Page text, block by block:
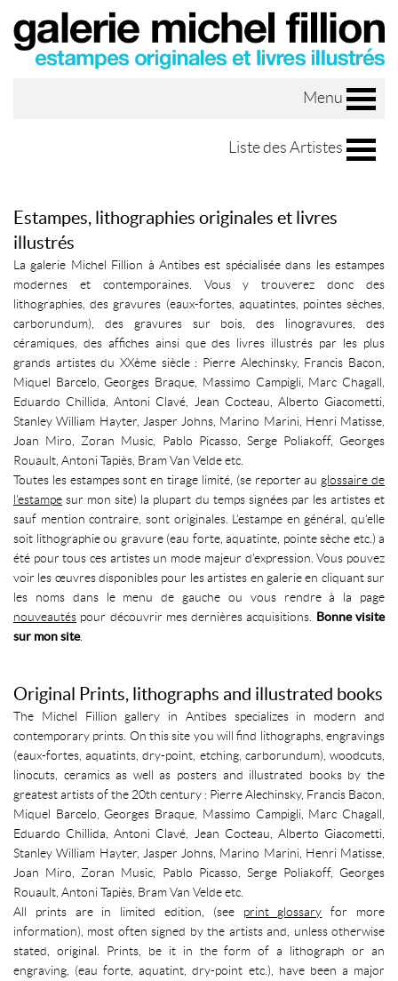
Menu
Liste des Artistes
Estampes, lithographies originales et livres
illustrés
La galerie Michel Fillion à Antibes est spécialisée dans les estampes
modernes et contemporaines. Vous y trouverez donc des
lithographies, des gravures (eaux-fortes, aquatintes, pointes sèches,
carborundum), des gravures sur bois, des linogravures, des
céramiques, des affiches ainsi que des livres illustrés par les plus
grands artistes du XXème siècle : Pierre Alechinsky, Francis Bacon,
Miquel Barcelo, Georges Braque, Massimo Campigli, Marc Chagall,
Eduardo Chillida, Antoni Clavé, Jean Cocteau, Alberto Giacometti,
Stanley William Hayter, Jasper Johns, Marino Marini, Henri Matisse,
Joan Miro, Zoran Music, Pablo Picasso, Serge Poliakoff, Georges
Rouault, Antoni Tapiès, Bram Van Velde etc.
Toutes les estampes sont en tirage limité, (se reporter au glossaire de
l’estampe sur mon site) la plupart du temps signées par les artistes et
sauf mention contraire, sont originales. L'estampe en général, qu'elle
soit lithographie ou gravure (eau forte, aquatinte, pointe sèche etc.) a
été pour tous ces artistes un mode majeur d'expression. Vous pouvez
voir les œuvres disponibles pour les artistes en galerie en cliquant sur
les noms dans le menu de gauche ou vous rendre à la page
nouveautés pour découvrir mes dernières acquisitions. Bonne visite
sur mon site.
Original Prints, lithographs and illustrated books
The Michel Fillion gallery in Antibes specializes in modern and
contemporary prints. On this site you will find lithographs, engravings
(eaux-fortes, aquatints, dry-point, etching, carborundum), woodcuts,
linocuts, ceramics as well as posters and illustrated books by the
greatest artists of the 20th century : Pierre Alechinsky, Francis Bacon,
Miquel Barcelo, Georges Braque, Massimo Campigli, Marc Chagall,
Eduardo Chillida, Antoni Clavé, Jean Cocteau, Alberto Giacometti,
Stanley William Hayter, Jasper Johns, Marino Marini, Henri Matisse,
Joan Miro, Zoran Music, Pablo Picasso, Serge Poliakoff, Georges
Rouault, Antoni Tapiès, Bram Van Velde etc.
All prints are in limited edition, (see print glossary for more
information), most often signed by the artists and, unless otherwise
stated, original. Prints, be it in the form of a lithograph or an
engraving, (eau forte, aquatint, dry-point etc.), have been a major